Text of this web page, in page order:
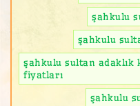
şahkulu
şahkulu
şahkulu sultan adaklık
fiyatları
şahkulu